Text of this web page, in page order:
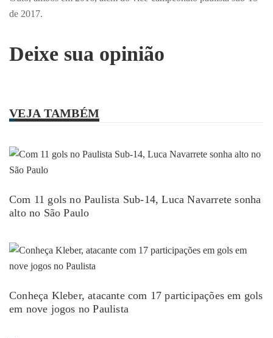
de 2017.
Deixe sua opinião
VEJA TAMBÉM
Com 11 gols no Paulista Sub-14, Luca Navarrete sonha
alto no São Paulo
Conheça Kleber, atacante com 17 participações em gols
em nove jogos no Paulista